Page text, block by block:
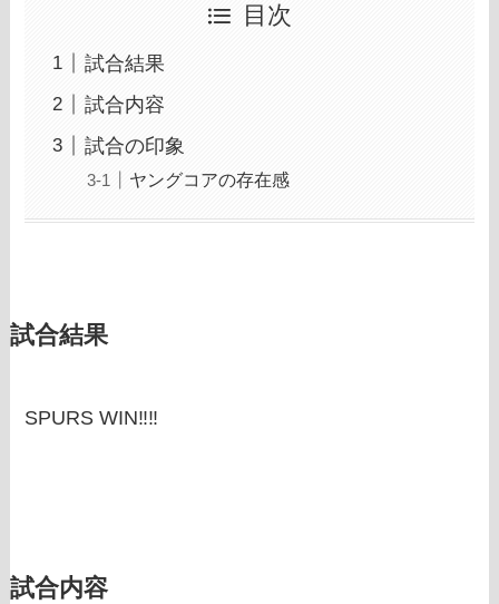
目次
試合結果
試合内容
試合の印象
ヤングコアの存在感
試合結果
SPURS WIN‼‼
試合内容